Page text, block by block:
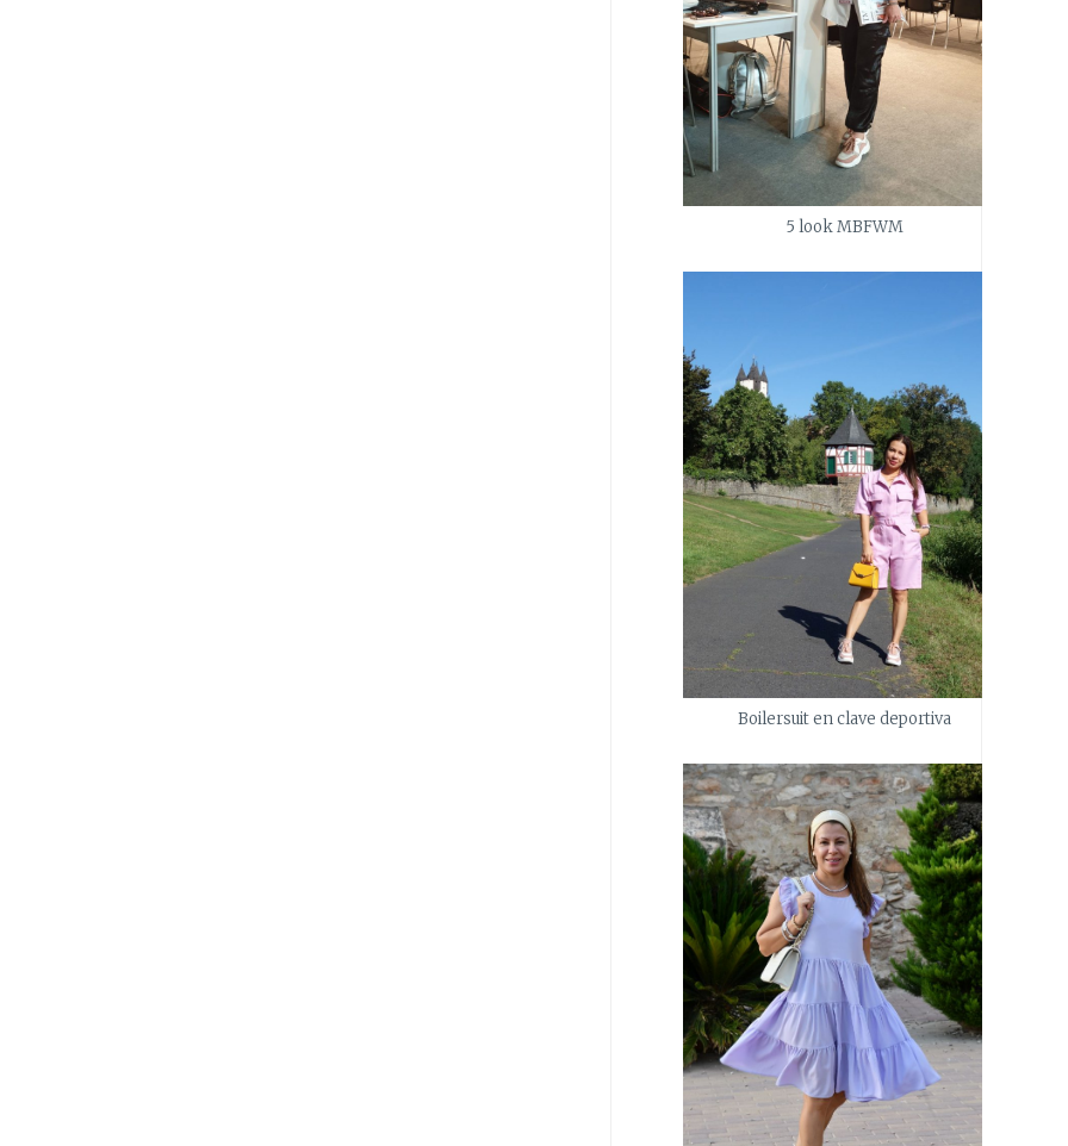
5 look MBFWM
Boilersuit en clave deportiva